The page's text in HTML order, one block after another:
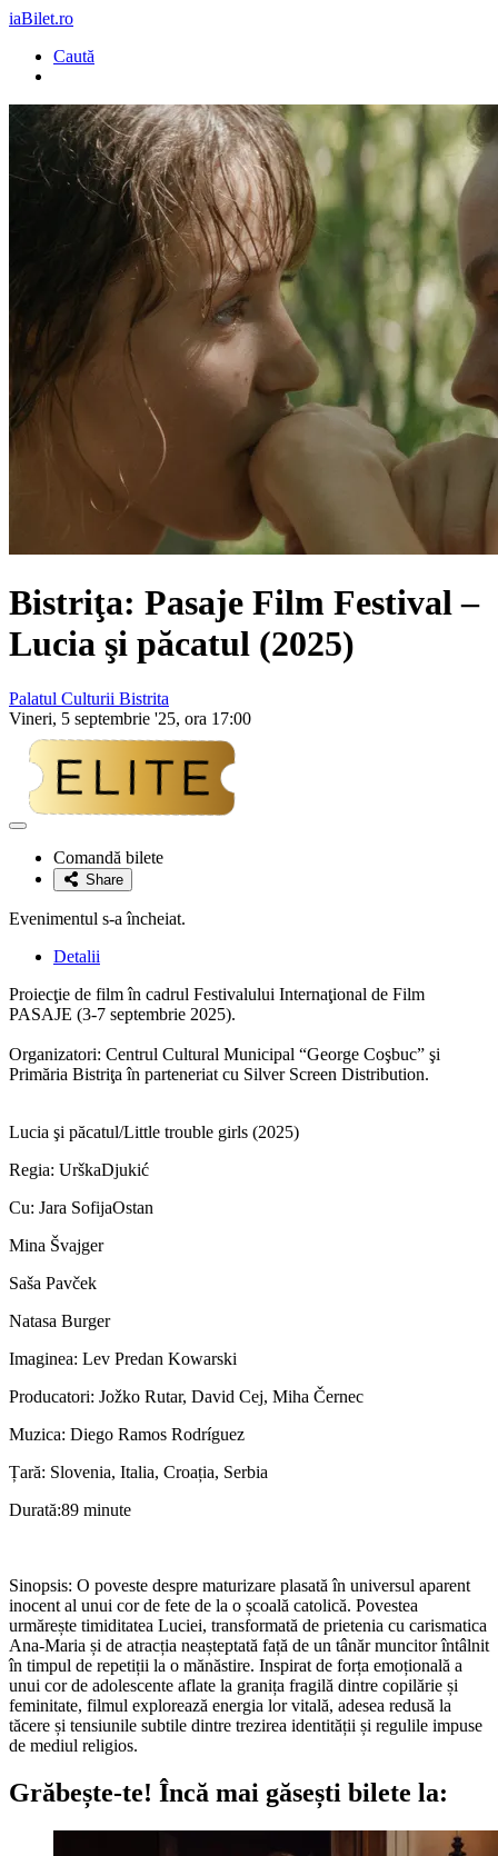
iaBilet.ro
Caută
Bistriţa: Pasaje Film Festival –
Lucia şi păcatul (2025)
Palatul Culturii Bistrita
Vineri, 5 septembrie '25, ora 17:00
Adaugă
favoriteComandă bilete
Share
Evenimentul s-a încheiat.
Detalii
Proiecţie de film în cadrul Festivalului Internaţional de Film
PASAJE (3-7 septembrie 2025).
Organizatori: Centrul Cultural Municipal “George Coşbuc” şi
Primăria Bistriţa în parteneriat cu Silver Screen Distribution.
Lucia şi păcatul/Little trouble girls (2025)
Regia: UrškaDjukić
Cu: Jara SofijaOstan
Mina Švajger
Saša Pavček
Natasa Burger
Imaginea: Lev Predan Kowarski
Producatori: Jožko Rutar, David Cej, Miha Černec
Muzica: Diego Ramos Rodríguez
Țară: Slovenia, Italia, Croația, Serbia
Durată:89 minute
Sinopsis: O poveste despre maturizare plasată în universul aparent
inocent al unui cor de fete de la o școală catolică. Povestea
urmărește timiditatea Luciei, transformată de prietenia cu carismatica
Ana-Maria și de atracția neașteptată față de un tânăr muncitor întâlnit
în timpul de repetiții la o mănăstire. Inspirat de forța emoțională a
unui cor de adolescente aflate la granița fragilă dintre copilărie și
feminitate, filmul explorează energia lor vitală, adesea redusă la
tăcere și tensiunile subtile dintre trezirea identității și regulile impuse
de mediul religios.
Grăbește-te! Încă mai găsești bilete la: